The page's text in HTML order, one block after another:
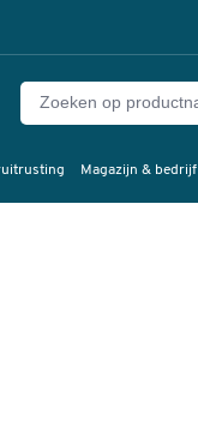
Magazijn & bedrijf